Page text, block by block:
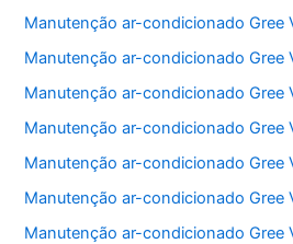
Manutenção ar-condicionado Gree
Manutenção ar-condicionado Gree
Manutenção ar-condicionado Gree
Manutenção ar-condicionado Gree
Manutenção ar-condicionado Gree
Manutenção ar-condicionado Gree
Manutenção ar-condicionado Gree